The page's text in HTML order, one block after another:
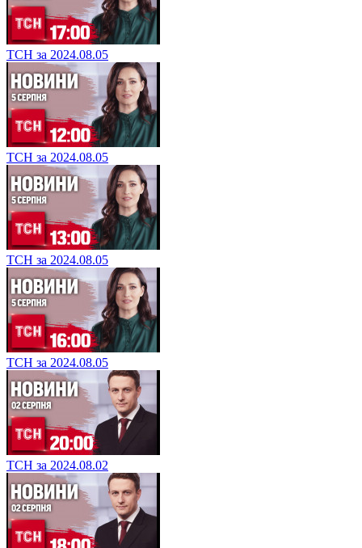
ТСН за 2024.08.05
ТСН за 2024.08.05
ТСН за 2024.08.05
ТСН за 2024.08.05
ТСН за 2024.08.02